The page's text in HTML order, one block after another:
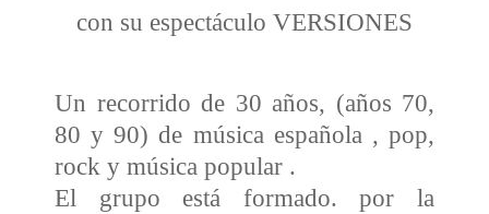
con su espectáculo VERSIONES
Un recorrido de 30 años, (años 70,
80 y 90) de música española , pop,
rock y música popular .
El grupo está formado. por la